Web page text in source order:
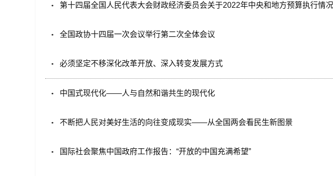
第十四届全国人民代表大会财政经济委员会关于2022年中央和地方预算执行情
全国政协十四届一次会议举行第二次全体会议
必须坚定不移深化改革开放、深入转变发展方式
中国式现代化——人与自然和谐共生的现代化
不断把人民对美好生活的向往变成现实——从全国两会看民生新图景
国际社会聚焦中国政府工作报告：“开放的中国充满希望”